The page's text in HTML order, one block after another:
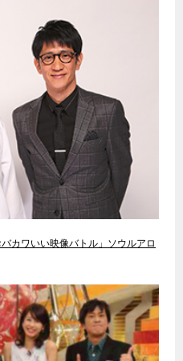
カワいい映像バトル」ソウルアロ